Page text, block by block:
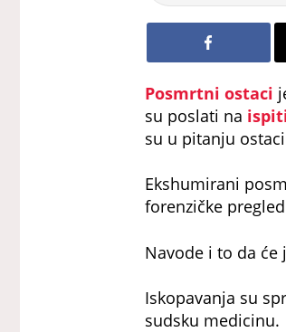
Posmrtni ostaci
su poslati na
su u pitanju
Ekshumirani
forenzičke
Navode i to da će
Iskopavanja su
sudsku medicinu.